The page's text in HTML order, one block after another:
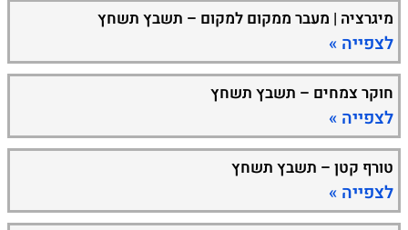
מיגרציה | מעבר ממקום למקום – תשבץ תשחץ
לצפייה »
חוקר צמחים – תשבץ תשחץ
לצפייה »
טורף קטן – תשבץ תשחץ
לצפייה »